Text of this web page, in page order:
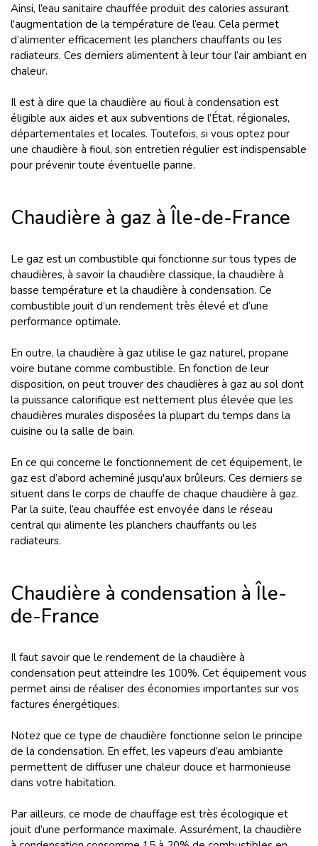
Ainsi, l’eau sanitaire chauffée produit des calories assurant
l'augmentation de la température de l’eau. Cela permet
d’alimenter efficacement les planchers chauffants ou les
radiateurs. Ces derniers alimentent à leur tour l’air ambiant en
chaleur.
Il est à dire que la chaudière au fioul à condensation est
éligible aux aides et aux subventions de l’État, régionales,
départementales et locales. Toutefois, si vous optez pour
une chaudière à fioul, son entretien régulier est indispensable
pour prévenir toute éventuelle panne.
Chaudière à gaz à Île-de-France
Le gaz est un combustible qui fonctionne sur tous types de
chaudières, à savoir la chaudière classique, la chaudière à
basse température et la chaudière à condensation. Ce
combustible jouit d’un rendement très élevé et d’une
performance optimale.
En outre, la chaudière à gaz utilise le gaz naturel, propane
voire butane comme combustible. En fonction de leur
disposition, on peut trouver des chaudières à gaz au sol dont
la puissance calorifique est nettement plus élevée que les
chaudières murales disposées la plupart du temps dans la
cuisine ou la salle de bain.
En ce qui concerne le fonctionnement de cet équipement, le
gaz est d’abord acheminé jusqu'aux brûleurs. Ces derniers se
situent dans le corps de chauffe de chaque chaudière à gaz.
Par la suite, l’eau chauffée est envoyée dans le réseau
central qui alimente les planchers chauffants ou les
radiateurs.
Chaudière à condensation à Île-
de-France
Il faut savoir que le rendement de la chaudière à
condensation peut atteindre les 100%. Cet équipement vous
permet ainsi de réaliser des économies importantes sur vos
factures énergétiques.
Notez que ce type de chaudière fonctionne selon le principe
de la condensation. En effet, les vapeurs d’eau ambiante
permettent de diffuser une chaleur douce et harmonieuse
dans votre habitation.
Par ailleurs, ce mode de chauffage est très écologique et
jouit d’une performance maximale. Assurément, la chaudière